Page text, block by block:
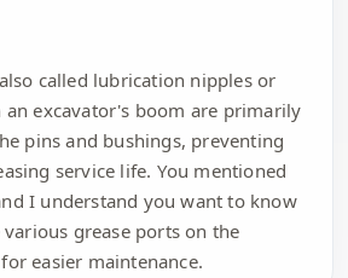
called lubrication nipples or
an excavator's boom are primarily
pins and bushings, preventing
service life. You mentioned
I understand you want to know
grease ports on the
easier maintenance.